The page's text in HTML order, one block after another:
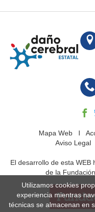
Mapa WebI
Aviso Legal
El desarrollo de esta WEB
de la
Utilizamos cookies
experiencia mientras
técnicas se almacenan en